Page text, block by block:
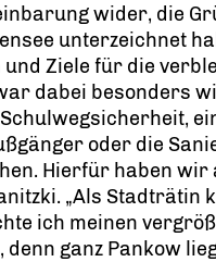
wider, die
unterzeichnet
Ziele für die
dabei besonders
oder die
Hierfür haben wir
„Als Stadträtin
ich meinen
ganz Pankow